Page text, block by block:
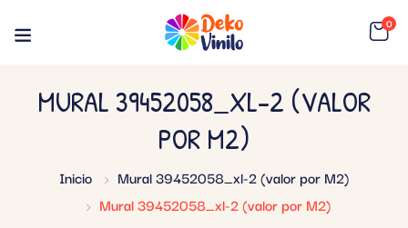
0
MURAL 39452058_XL-2 (VALOR
POR M2)
Inicio
Mural 39452058_xl-2 (valor por M2)
Mural 39452058_xl-2 (valor por M2)